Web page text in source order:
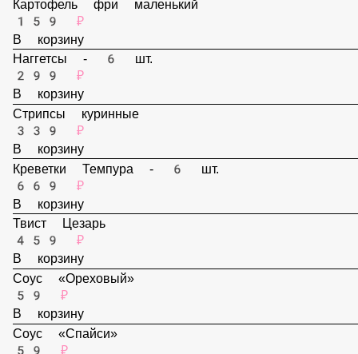
В корзину
Картофель фри маленький
159 ₽
В корзину
Наггетсы - 6 шт.
299 ₽
В корзину
Стрипсы куринные
339 ₽
В корзину
Креветки Темпура - 6 шт.
669 ₽
В корзину
Твист Цезарь
459 ₽